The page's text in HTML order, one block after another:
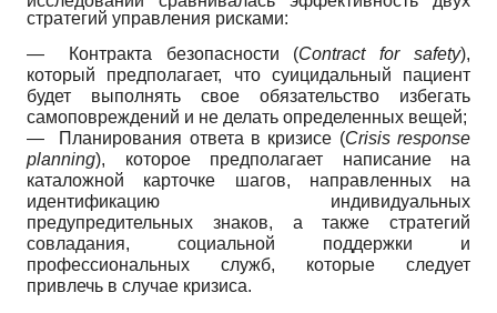
стратегий управления рисками:
—
Контракта безопасности (Contract for safety),
который предполагает, что суицидальный пациент
будет выполнять свое обязательство избегать
самоповреждений и не делать определенных вещей;
—
Планирования ответа в кризисе (Crisis response
planning), которое предполагает написание на
каталожной карточке шагов, направленных на
идентификацию индивидуальных
предупредительных знаков, а также стратегий
совладания, социальной поддержки и
профессиональных служб, которые следует
привлечь в случае кризиса.